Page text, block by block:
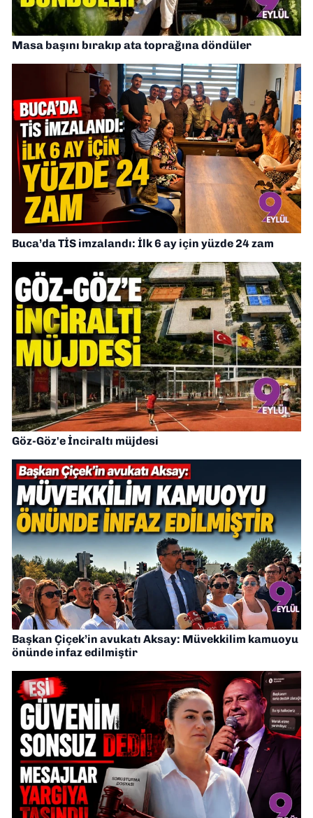
Masa başını bırakıp ata toprağına döndüler
Buca’da TİS imzalandı: İlk 6 ay için yüzde 24 zam
Göz-Göz'e İnciraltı müjdesi
Başkan Çiçek’in avukatı Aksay: Müvekkilim kamuoyu
önünde infaz edilmiştir